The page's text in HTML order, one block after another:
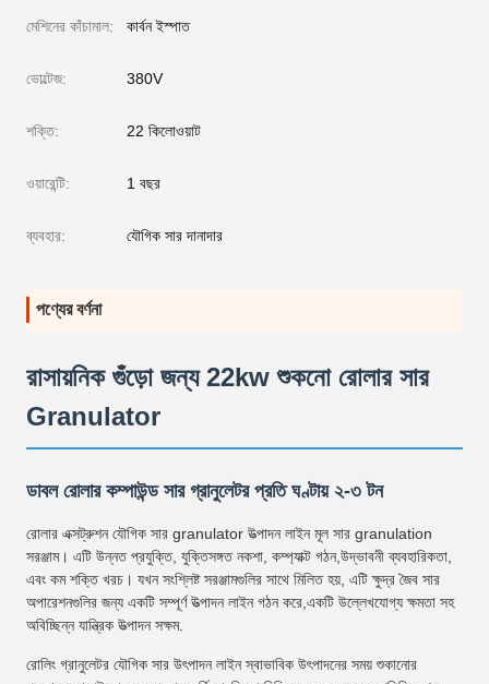
মেশিনের কাঁচামাল: কার্বন ইস্পাত
ভোল্টেজ: 380V
শক্তি: 22 কিলোওয়াট
ওয়ারেন্টি: 1 বছর
ব্যবহার: যৌগিক সার দানাদার
পণ্যের বর্ণনা
রাসায়নিক গুঁড়ো জন্য 22kw শুকনো রোলার সার
Granulator
ডাবল রোলার কম্পাউন্ড সার গ্রানুলেটর প্রতি ঘণ্টায় ২-৩ টন
রোলার এক্সট্রুশন যৌগিক সার granulator উত্পাদন লাইন মূল সার granulation
সরঞ্জাম। এটি উন্নত প্রযুক্তি, যুক্তিসঙ্গত নকশা, কম্প্যাক্ট গঠন,উদ্ভাবনী ব্যবহারিকতা,
এবং কম শক্তি খরচ। যখন সংশ্লিষ্ট সরঞ্জামগুলির সাথে মিলিত হয়, এটি ক্ষুদ্র জৈব সার
অপারেশনগুলির জন্য একটি সম্পূর্ণ উত্পাদন লাইন গঠন করে,একটি উল্লেখযোগ্য ক্ষমতা সহ
অবিচ্ছিন্ন যান্ত্রিক উত্পাদন সক্ষম.
রোলিং গ্রানুলেটর যৌগিক সার উৎপাদন লাইন স্বাভাবিক উৎপাদনের সময় শুকানোর